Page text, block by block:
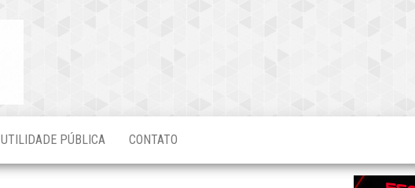
UTILIDADE PÚBLICA CONTATO